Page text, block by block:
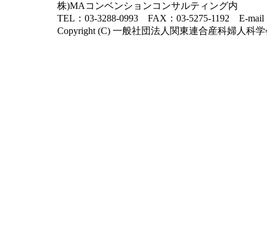
株)MAコンベンションコンサルティング内
TEL：03-3288-0993 FAX：03-5275-1192 E-mail
Copyright (C) 一般社団法人関東連合産科婦人科